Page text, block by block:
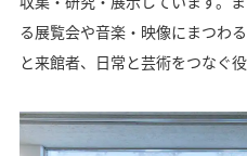
る展覧会や音楽・映像にまつわ
と来館者、日常と芸術をつなぐ